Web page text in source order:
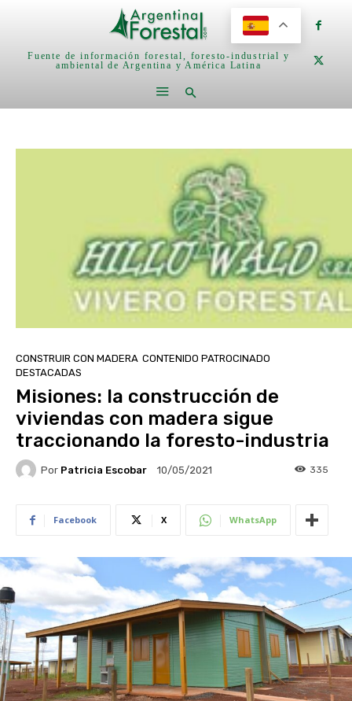
Fuente de información forestal, foresto-industrial y
ambiental de Argentina y América Latina
CONSTRUIR CON MADERA CONTENIDO PATROCINADO
DESTACADAS
Misiones: la construcción de
viviendas con madera sigue
traccionando la foresto-industria
Por Patricia Escobar 10/05/2021 335
Facebook X WhatsApp